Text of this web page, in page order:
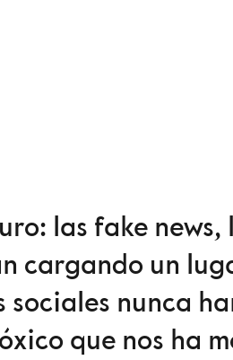
las fake
cargando un
sociales nunca
que nos ha